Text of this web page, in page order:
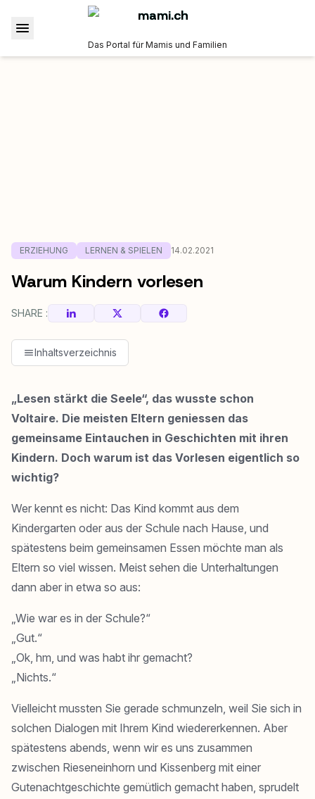
Das Portal für Mamis und Familien
ERZIEHUNG LERNEN & SPIELEN 14.02.2021
Warum Kindern vorlesen
SHARE :
Inhaltsverzeichnis
„Lesen stärkt die Seele“, das wusste schon
Voltaire. Die meisten Eltern geniessen das
gemeinsame Eintauchen in Geschichten mit ihren
Kindern. Doch warum ist das Vorlesen eigentlich so
wichtig?
Wer kennt es nicht: Das Kind kommt aus dem
Kindergarten oder aus der Schule nach Hause, und
spätestens beim gemeinsamen Essen möchte man als
Eltern so viel wissen. Meist sehen die Unterhaltungen
dann aber in etwa so aus:
„Wie war es in der Schule?“
„Gut.“
„Ok, hm, und was habt ihr gemacht?
„Nichts.“
Vielleicht mussten Sie gerade schmunzeln, weil Sie sich in
solchen Dialogen mit Ihrem Kind wiedererkennen. Aber
spätestens abends, wenn wir es uns zusammen
zwischen Rieseneinhorn und Kissenberg mit einer
Gutenachtgeschichte gemütlich gemacht haben, sprudelt